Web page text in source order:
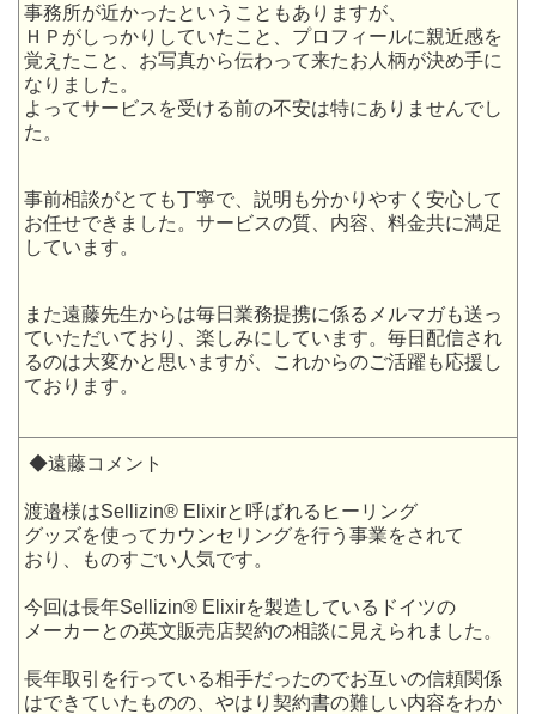
事務所が近かったということもありますが、
ＨＰがしっかりしていたこと、プロフィールに親近感を
覚えたこと、お写真から伝わって来たお人柄が決め手に
なりました。
よってサービスを受ける前の不安は特にありませんでし
た。
事前相談がとても丁寧で、説明も分かりやすく安心して
お任せできました。サービスの質、内容、料金共に満足
しています。
また遠藤先生からは毎日業務提携に係るメルマガも送っ
ていただいており、楽しみにしています。毎日配信され
るのは大変かと思いますが、これからのご活躍も応援し
ております。
◆遠藤コメント
渡邉様はSellizin® Elixirと呼ばれるヒーリング
グッズを使ってカウンセリングを行う事業をされて
おり、ものすごい人気です。
今回は長年Sellizin® Elixirを製造しているドイツの
メーカーとの英文販売店契約の相談に見えられました。
長年取引を行っている相手だったのでお互いの信頼関係
はできていたものの、やはり契約書の難しい内容をわか